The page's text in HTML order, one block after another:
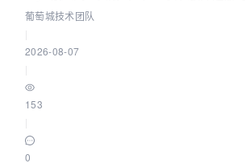
葡萄城技术团队
2026-08-07
153
0